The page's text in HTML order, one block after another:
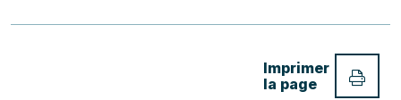
Imprimer
la page